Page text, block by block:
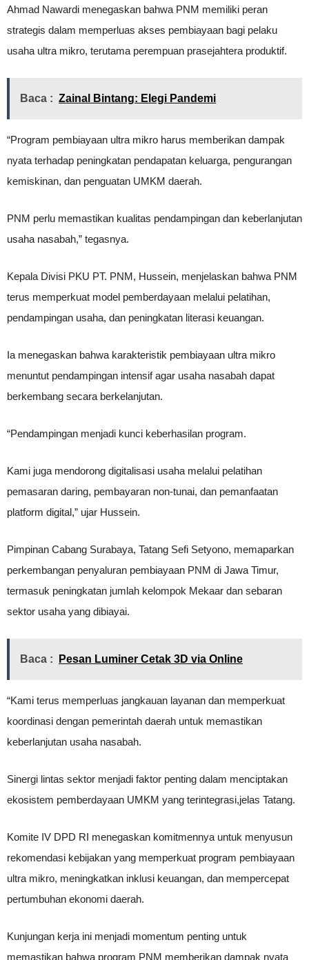
Ahmad Nawardi menegaskan bahwa PNM memiliki peran
strategis dalam memperluas akses pembiayaan bagi pelaku
usaha ultra mikro, terutama perempuan prasejahtera produktif.
Baca : Zainal Bintang: Elegi Pandemi
“Program pembiayaan ultra mikro harus memberikan dampak
nyata terhadap peningkatan pendapatan keluarga, pengurangan
kemiskinan, dan penguatan UMKM daerah.
PNM perlu memastikan kualitas pendampingan dan keberlanjutan
usaha nasabah,” tegasnya.
Kepala Divisi PKU PT. PNM, Hussein, menjelaskan bahwa PNM
terus memperkuat model pemberdayaan melalui pelatihan,
pendampingan usaha, dan peningkatan literasi keuangan.
Ia menegaskan bahwa karakteristik pembiayaan ultra mikro
menuntut pendampingan intensif agar usaha nasabah dapat
berkembang secara berkelanjutan.
“Pendampingan menjadi kunci keberhasilan program.
Kami juga mendorong digitalisasi usaha melalui pelatihan
pemasaran daring, pembayaran non-tunai, dan pemanfaatan
platform digital,” ujar Hussein.
Pimpinan Cabang Surabaya, Tatang Sefi Setyono, memaparkan
perkembangan penyaluran pembiayaan PNM di Jawa Timur,
termasuk peningkatan jumlah kelompok Mekaar dan sebaran
sektor usaha yang dibiayai.
Baca : Pesan Luminer Cetak 3D via Online
“Kami terus memperluas jangkauan layanan dan memperkuat
koordinasi dengan pemerintah daerah untuk memastikan
keberlanjutan usaha nasabah.
Sinergi lintas sektor menjadi faktor penting dalam menciptakan
ekosistem pemberdayaan UMKM yang terintegrasi,jelas Tatang.
Komite IV DPD RI menegaskan komitmennya untuk menyusun
rekomendasi kebijakan yang memperkuat program pembiayaan
ultra mikro, meningkatkan inklusi keuangan, dan mempercepat
pertumbuhan ekonomi daerah.
Kunjungan kerja ini menjadi momentum penting untuk
memastikan bahwa program PNM memberikan dampak nyata